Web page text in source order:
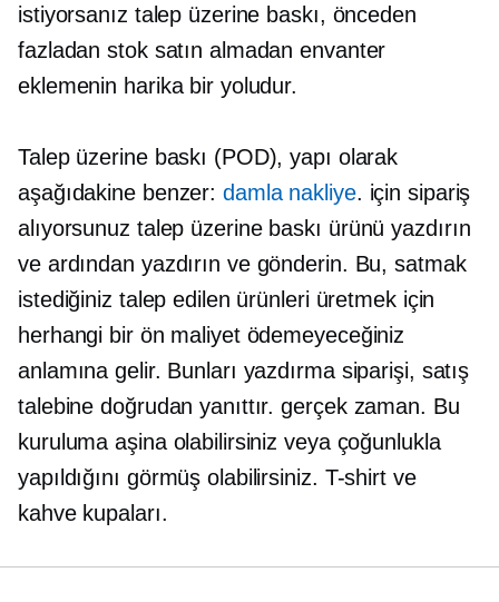
istiyorsanız talep üzerine baskı, önceden
fazladan stok satın almadan envanter
eklemenin harika bir yoludur.
Talep üzerine baskı (POD), yapı olarak
aşağıdakine benzer: damla nakliye. için sipariş
alıyorsunuz talep üzerine baskı ürünü yazdırın
ve ardından yazdırın ve gönderin. Bu, satmak
istediğiniz talep edilen ürünleri üretmek için
herhangi bir ön maliyet ödemeyeceğiniz
anlamına gelir. Bunları yazdırma siparişi, satış
talebine doğrudan yanıttır.gerçek zaman. Bu
kuruluma aşina olabilirsiniz veya çoğunlukla
yapıldığını görmüş olabilirsiniz. T-shirtve
kahve kupaları.